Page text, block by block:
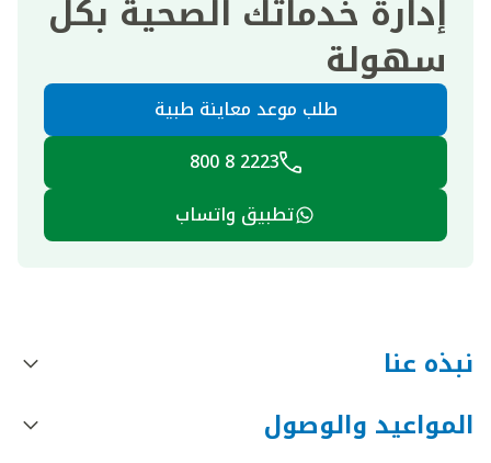
إدارة خدماتك الصحية بكل
سهولة
طلب موعد معاينة طبية
2223 8 800
تطبيق واتساب
نبذه عنا
المواعيد والوصول